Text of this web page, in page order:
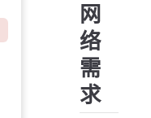
网
络
需
求